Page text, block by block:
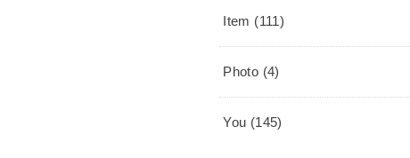
Item (111)
Photo (4)
You (145)